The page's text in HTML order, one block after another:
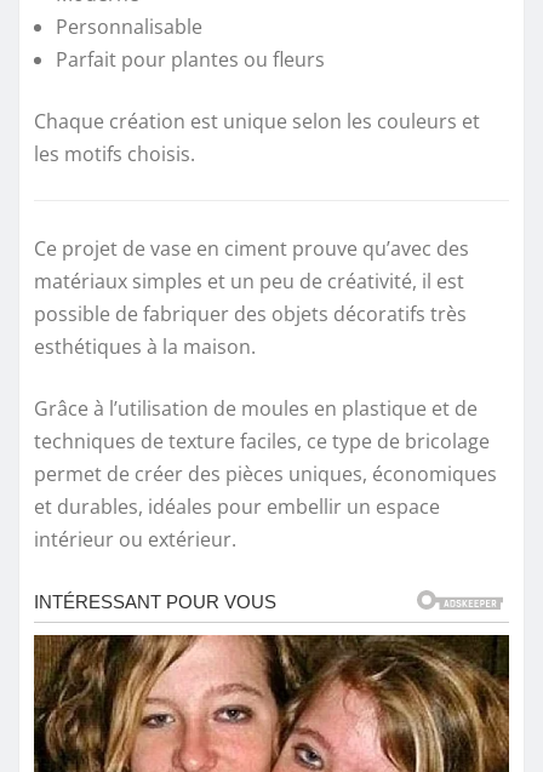
Personnalisable
Parfait pour plantes ou fleurs
Chaque création est unique selon les couleurs et
les motifs choisis.
Ce projet de vase en ciment prouve qu’avec des
matériaux simples et un peu de créativité, il est
possible de fabriquer des objets décoratifs très
esthétiques à la maison.
Grâce à l’utilisation de moules en plastique et de
techniques de texture faciles, ce type de bricolage
permet de créer des pièces uniques, économiques
et durables, idéales pour embellir un espace
intérieur ou extérieur.